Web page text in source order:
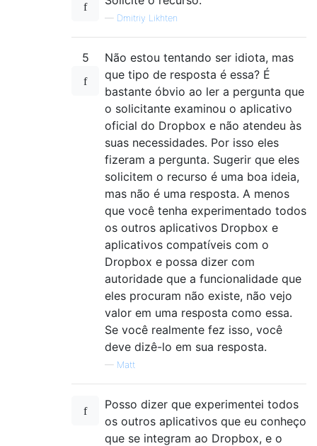
— Dmitriy Likhten
5
Não estou tentando ser idiota, mas
que tipo de resposta é essa? É
bastante óbvio ao ler a pergunta que
o solicitante examinou o aplicativo
oficial do Dropbox e não atendeu às
suas necessidades. Por isso eles
fizeram a pergunta. Sugerir que eles
solicitem o recurso é uma boa ideia,
mas não é uma resposta. A menos
que você tenha experimentado todos
os outros aplicativos Dropbox e
aplicativos compatíveis com o
Dropbox e possa dizer com
autoridade que a funcionalidade que
eles procuram não existe, não vejo
valor em uma resposta como essa.
Se você realmente fez isso, você
deve dizê-lo em sua resposta.
— Matt
Posso dizer que experimentei todos
os outros aplicativos que eu conheço
que se integram ao Dropbox, e o